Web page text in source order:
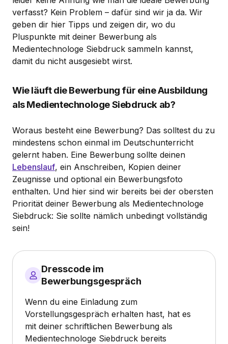
verfasst? Kein Problem – dafür sind wir ja da. Wir
geben dir hier Tipps und zeigen dir, wo du
Pluspunkte mit deiner Bewerbung als
Medientechnologe Siebdruck sammeln kannst,
damit du nicht ausgesiebt wirst.
Wie läuft die Bewerbung für eine Ausbildung
als Medientechnologe Siebdruck ab?
Woraus besteht eine Bewerbung? Das solltest du zu
mindestens schon einmal im Deutschunterricht
gelernt haben. Eine Bewerbung sollte deinen
Lebenslauf, ein Anschreiben, Kopien deiner
Zeugnisse und optional ein Bewerbungsfoto
enthalten. Und hier sind wir bereits bei der obersten
Priorität deiner Bewerbung als Medientechnologe
Siebdruck: Sie sollte nämlich unbedingt vollständig
sein!
Dresscode im
Bewerbungsgespräch
Wenn du eine Einladung zum
Vorstellungsgespräch erhalten hast, hat es
mit deiner schriftlichen Bewerbung als
Medientechnologe Siebdruck bereits